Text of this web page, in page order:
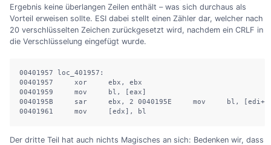
Ergebnis keine überlangen Zeilen enthält – was sich durchaus als
Vorteil erweisen sollte. ESI dabei stellt einen Zähler dar, welcher nach
20 verschlüsselten Zeichen zurückgesetzt wird, nachdem ein CRLF in
die Verschlüsselung eingefügt wurde.
00401957 loc_401957:
00401957     xor     ebx, ebx
00401959     mov     bl, [eax]
0040195B     sar     ebx, 2 0040195E     mov     bl,
00401961     mov     [edx], bl
Der dritte Teil hat auch nichts Magisches an sich: Bedenken wir, dass